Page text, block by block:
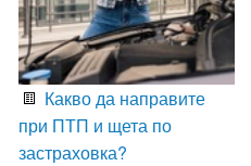
Какво да направите
при ПТП и щета по
застраховка?